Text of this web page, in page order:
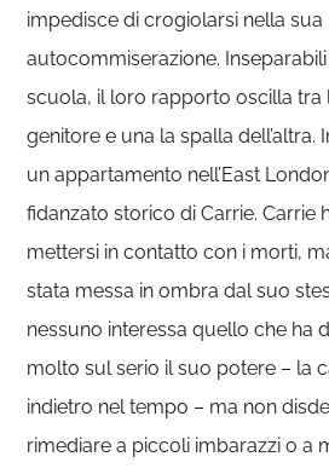
impedisce di crogiolarsi nella sua
autocommiserazione.
scuola, il loro rapporto oscilla tra
genitore e una la spalla dell’altra.
un appartamento nell’East
fidanzato storico di Carrie. Carrie
mettersi in contatto con i morti,
stata messa in ombra dal suo
nessuno interessa quello che ha
molto sul serio il suo potere – la
indietro nel tempo – ma non
rimediare a piccoli imbarazzi o a